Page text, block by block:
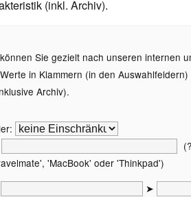
(inkl. Archiv).
Sie gezielt nach unseren internen
in Klammern (in den
Archiv).
'MacBook' oder 'Thinkpad')
➤